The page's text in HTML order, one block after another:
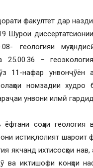
факултет дар
Шурои
геологияи
25.00.36 –
11-нафар унвонҷӯён
номзадии худро
унвони илмӣ
соҳаи геология
истиқлолият шароит
якчанд ихтисосҳои
ва иктишофи конҳои